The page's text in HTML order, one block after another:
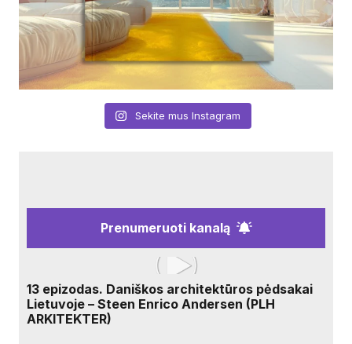
Sekite mus Instagram
Prenumeruoti kanalą
13 epizodas. Daniškos architektūros pėdsakai
Lietuvoje – Steen Enrico Andersen (PLH
ARKITEKTER)